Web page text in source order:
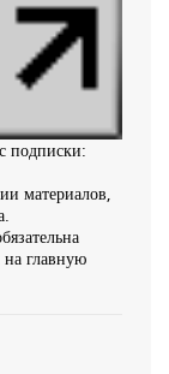
подписки:
материалов,
на главную